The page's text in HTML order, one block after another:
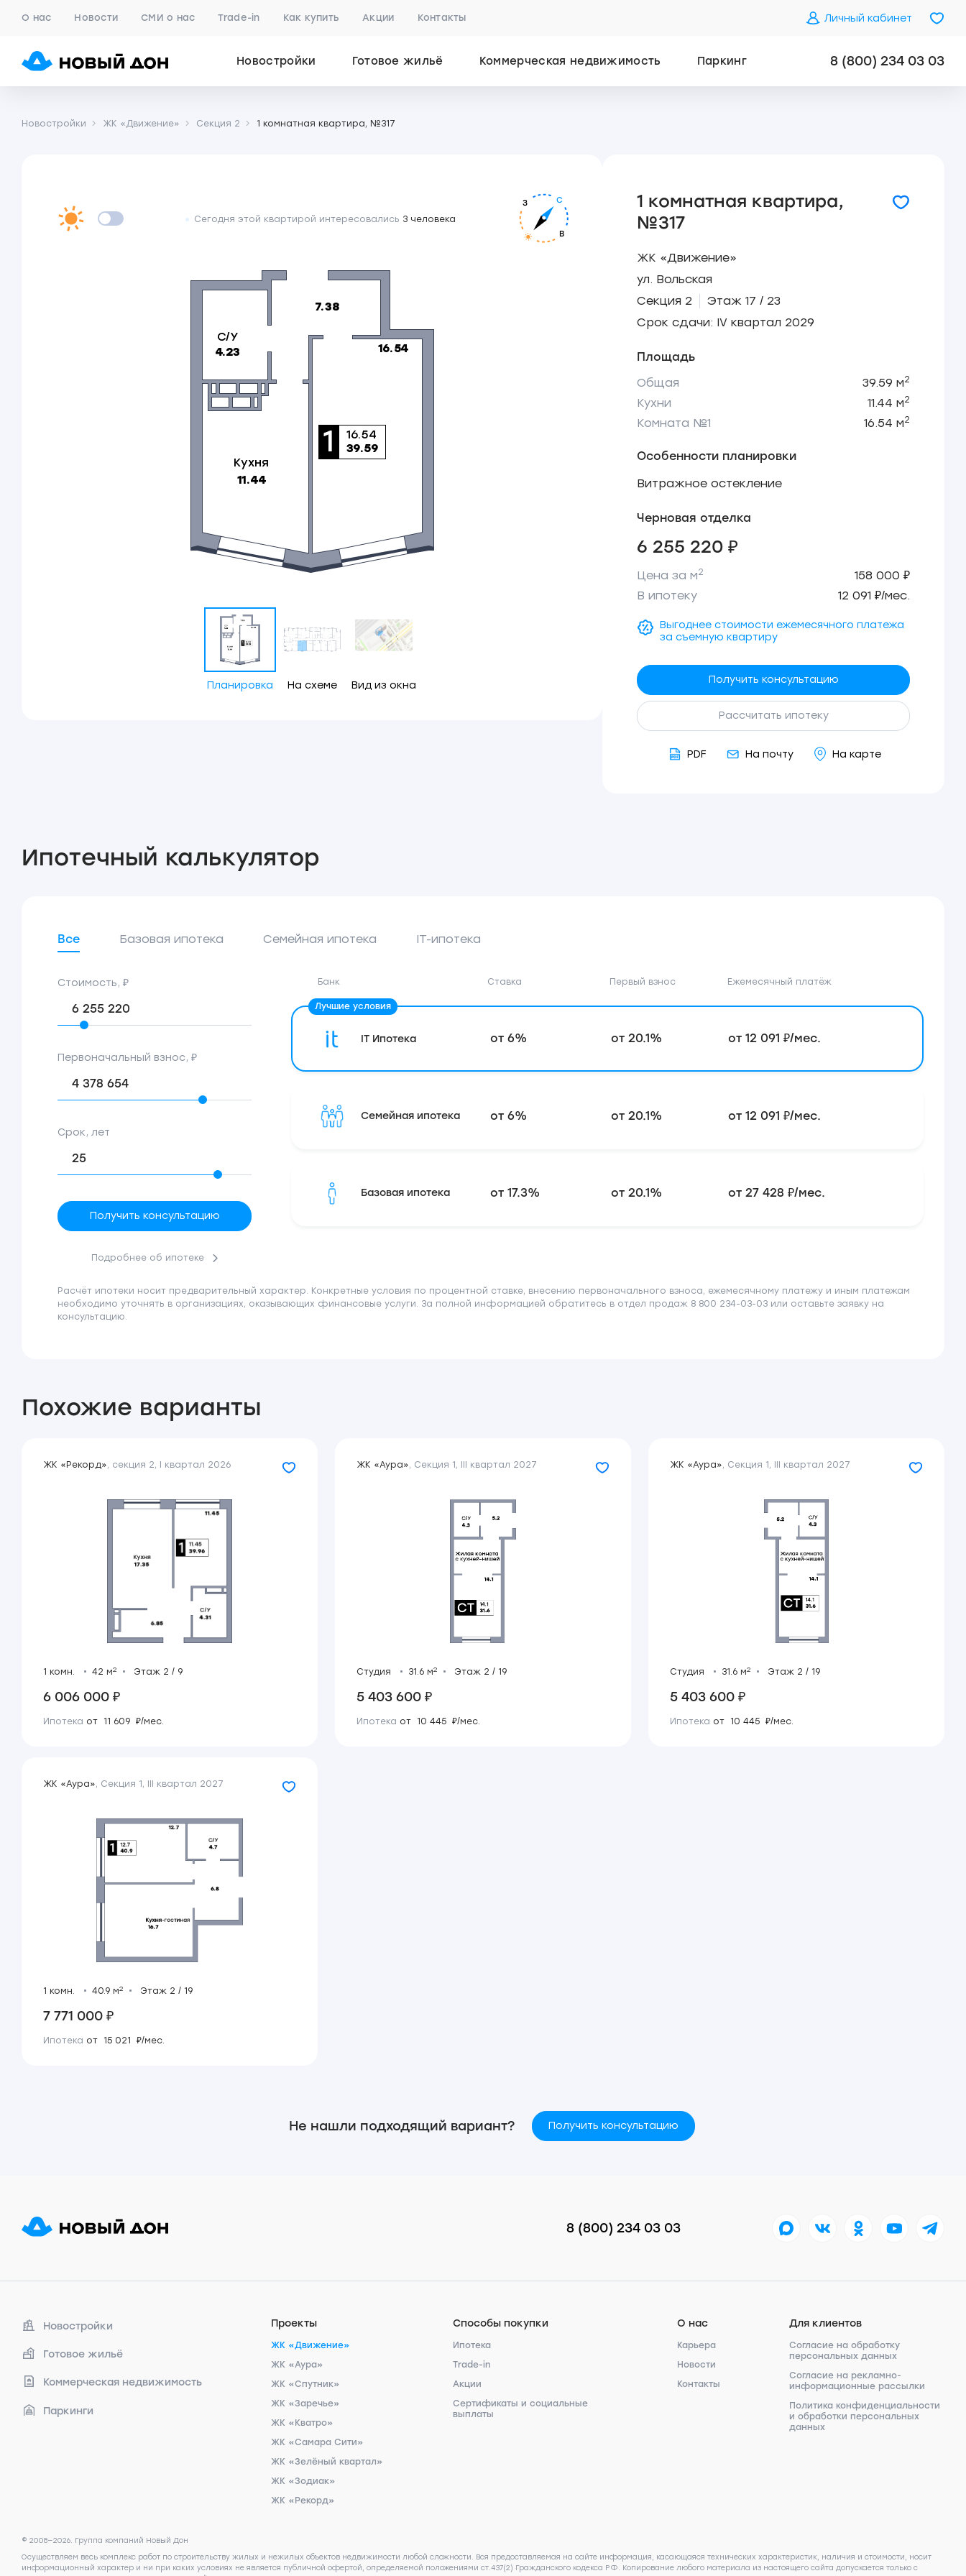
О нас Новости СМИ о нас Trade-in Как купить Акции Контакты Личный кабинет
Новостройки Готовое жильё Коммерческая недвижимость Паркинг 8 (800) 234 03 03
Новостройки ЖК «Движение» Секция 2 1 комнатная квартира, №317
Сегодня этой квартирой интересовались 3 человека
С
В
З
Планировка На схеме Вид из окна
1 комнатная квартира,
№317
ЖК «Движение»
ул. Вольская
Секция 2
Этаж 17 / 23
Срок сдачи: IV квартал 2029
Площадь
Общая
39.59 м2
Кухни 11.44 м2
Комната №1 16.54 м2
Особенности планировки
Витражное остекление
Черновая отделка
6 255 220 ₽
Цена за м2
158 000 ₽
В ипотеку
12 091 ₽/мес.
Выгоднее стоимости ежемесячного платежа
за съемную квартиру
Получить консультацию
Рассчитать ипотеку
PDF На почту На карте
Ипотечный калькулятор
Все Базовая ипотека Семейная ипотека IT-ипотека
Стоимость, ₽
Первоначальный взнос, ₽
Срок, лет
Получить консультацию
Подробнее об ипотеке
Банк Ставка Первый взнос Ежемесячный платёж
IT Ипотека от 6% от 20.1% от 12 091 ₽/мес.
Семейная ипотека от 6% от 20.1% от 12 091 ₽/мес.
Базовая ипотека от 17.3% от 20.1% от 27 428 ₽/мес.
Расчёт ипотеки носит предварительный характер. Конкретные условия по процентной ставке, внесению первоначального взноса, ежемесячному платежу и иным платежам
необходимо уточнять в организациях, оказывающих финансовые услуги. За полной информацией обратитесь в отдел продаж 8 800 234-03-03 или оставьте заявку на
консультацию.
Похожие варианты
ЖК «Рекорд», секция 2, I квартал 2026
1 комн. 42 м2 Этаж 2 / 9
6 006 000 ₽
Ипотека от 11 609 ₽/мес.
ЖК «Аура», Секция 1 , III квартал 2027
Студия 31.6 м2 Этаж 2 / 19
5 403 600 ₽
Ипотека от 10 445 ₽/мес.
ЖК «Аура», Секция 1 , III квартал 2027
Студия 31.6 м2 Этаж 2 / 19
5 403 600 ₽
Ипотека от 10 445 ₽/мес.
ЖК «Аура», Секция 1 , III квартал 2027
1 комн. 40.9 м2 Этаж 2 / 19
7 771 000 ₽
Ипотека от 15 021 ₽/мес.
Не нашли подходящий вариант? Получить консультацию
8 (800) 234 03 03
Новостройки
Готовое жильё
Коммерческая недвижимость
Паркинги
Проекты
ЖК «Движение»
ЖК «Аура»
ЖК «Спутник»
ЖК «Заречье»
ЖК «Кватро»
ЖК «Самара Сити»
ЖК «Зелёный квартал»
ЖК «Зодиак»
ЖК «Рекорд»
Способы покупки
Ипотека
Trade-in
Акции
Сертификаты и социальные
выплаты
О нас
Карьера
Новости
Контакты
Для клиентов
Согласие на обработку
персональных данных
Согласие на рекламно-
информационные рассылки
Политика конфиденциальности
и обработки персональных
данных
© 2008—2026. Группа компаний Новый Дон
Осуществляем весь комплекс работ по строительству жилых и нежилых объектов недвижимости любой сложности. Вся предоставляемая на сайте информация, касающаяся технических характеристик, наличия и стоимости, носит
информационный характер и ни при каких условиях не является публичной офертой, определяемой положениями ст.437(2) Гражданского кодекса РФ. Копирование любого материала из настоящего сайта допускается только с